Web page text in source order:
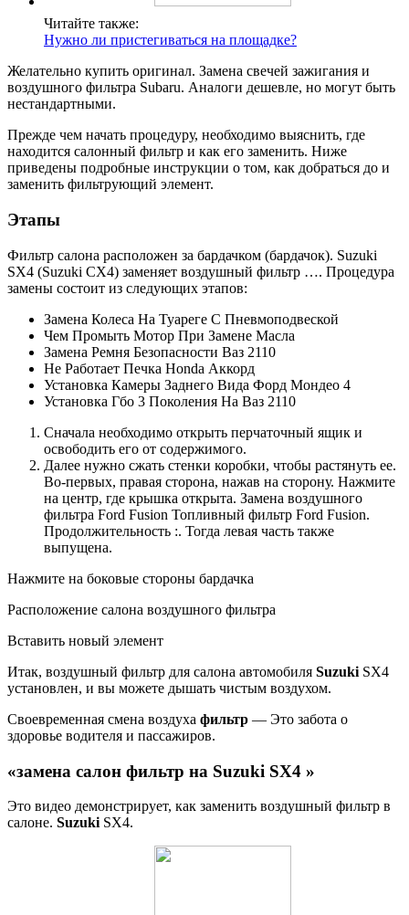
Читайте также:
Нужно ли пристегиваться на площадке?
Желательно купить оригинал. Замена свечей зажигания и
воздушного фильтра Subaru. Аналоги дешевле, но могут быть
нестандартными.
Прежде чем начать процедуру, необходимо выяснить, где
находится салонный фильтр и как его заменить. Ниже
приведены подробные инструкции о том, как добраться до и
заменить фильтрующий элемент.
Этапы
Фильтр салона расположен за бардачком (бардачок). Suzuki
SX4 (Suzuki CX4) заменяет воздушный фильтр …. Процедура
замены состоит из следующих этапов:
Замена Колеса На Туареге С Пневмоподвеской
Чем Промыть Мотор При Замене Масла
Замена Ремня Безопасности Ваз 2110
Не Работает Печка Honda Аккорд
Установка Камеры Заднего Вида Форд Мондео 4
Установка Гбо 3 Поколения На Ваз 2110
Сначала необходимо открыть перчаточный ящик и
освободить его от содержимого.
Далее нужно сжать стенки коробки, чтобы растянуть ее.
Во-первых, правая сторона, нажав на сторону. Нажмите
на центр, где крышка открыта. Замена воздушного
фильтра Ford Fusion Топливный фильтр Ford Fusion.
Продолжительность :. Тогда левая часть также
выпущена.
Нажмите на боковые стороны бардачка
Расположение салона воздушного фильтра
Вставить новый элемент
Итак, воздушный фильтр для салона автомобиля Suzuki SX4
установлен, и вы можете дышать чистым воздухом.
Своевременная смена воздуха фильтр — Это забота о
здоровье водителя и пассажиров.
«замена салон фильтр на Suzuki SX4 »
Это видео демонстрирует, как заменить воздушный фильтр в
салоне. Suzuki SX4.